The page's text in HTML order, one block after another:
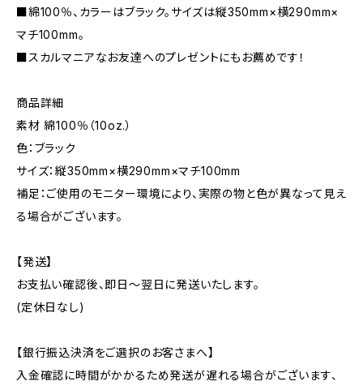
■綿100％、カラーはブラック。サイズは縦350mm×横290mm×
マチ100mm。
■スカルマニアなお友達へのプレゼントにもお薦めです！
商品詳細
素材 綿100％（10oz.）
色：ブラック
サイズ：縦350mm×横290mm×マチ100mm
補足：ご使用のモニター環境により、実際の物と色が異なって見え
る場合がございます。
【発送】
お支払い確認後、即日〜翌日に発送いたします。
(定休日なし)
【銀行振込決済をご選択のお客さまへ】
入金確認に時間がかかるため発送が遅れる場合がございます、